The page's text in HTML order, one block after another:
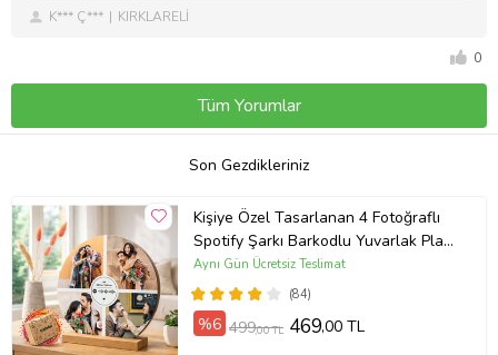
K*** Ç*** KIRKLARELİ
0
Tüm Yorumlar
Son Gezdikleriniz
Kişiye Özel Tasarlanan 4 Fotoğraflı
Spotify Şarkı Barkodlu Yuvarlak Plak
Tasarım Fotoğraf Çerçevesi
(84)
Aynı Gün Ücretsiz Teslimat
%6 499,00 TL 469,00 TL